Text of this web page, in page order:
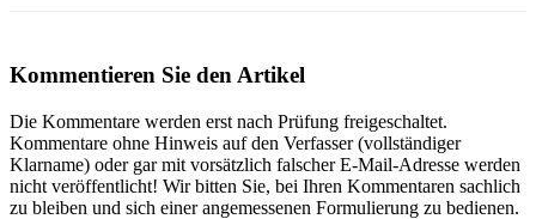
Kommentieren Sie den Artikel
Die Kommentare werden erst nach Prüfung freigeschaltet.
Kommentare ohne Hinweis auf den Verfasser (vollständiger
Klarname) oder gar mit vorsätzlich falscher E-Mail-Adresse werden
nicht veröffentlicht! Wir bitten Sie, bei Ihren Kommentaren sachlich
zu bleiben und sich einer angemessenen Formulierung zu bedienen.